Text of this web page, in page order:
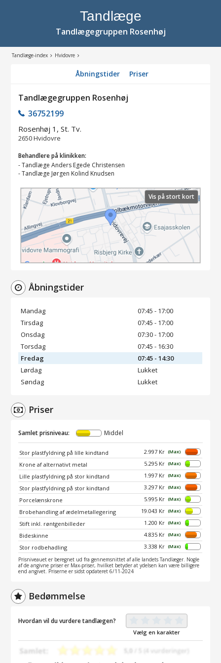
Tandlæge
Tandlægegruppen Rosenhøj
Tandlæge-index Hvidovre
Åbningstider Priser
Tandlægegruppen Rosenhøj
36752199
Rosenhøj 1, St. Tv.
2650Hvidovre
Behandlere på klinikken:
-Tandlæge Anders Egede Christensen
-Tandlæge Jørgen Kolind Knudsen
Vis på stort kort
Åbningstider
Mandag
07:45 - 17:00
Tirsdag
07:45 - 17:00
Onsdag
07:30 - 17:00
Torsdag
07:45 - 16:30
Fredag
07:45 - 14:30
Lørdag
Lukket
Søndag
Lukket
Priser
Samlet prisniveau: Middel
Stor plastfyldning på lille kindtand 2.997 Kr (Max)
Krone af alternativt metal 5.295 Kr (Max)
Lille plastfyldning på stor kindtand 1.997 Kr (Max)
Stor plastfyldning på stor kindtand 3.297 Kr (Max)
Porcelænskrone 5.995 Kr (Max)
Brobehandling af ædelmetallegering 19.043 Kr (Max)
Stift inkl. røntgenbilleder 1.200 Kr (Max)
Bideskinne 4.835 Kr (Max)
Stor rodbehadling 3.338 Kr (Max)
Prisniveauet er beregnet ud fra gennemsnittet af alle landets Tandlæger. Nogle
af de angivne priser er Max-priser, hvilket betyder at ydelsen kan være billigere
end angivet. Priserne er sidst opdateret 6/11-2024
Bedømmelse
Hvordan vil du vurdere tandlægen?
Vælg en karakter